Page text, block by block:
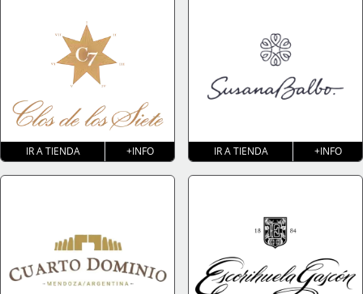
IR A TIENDA +INFO IR A TIENDA +INFO